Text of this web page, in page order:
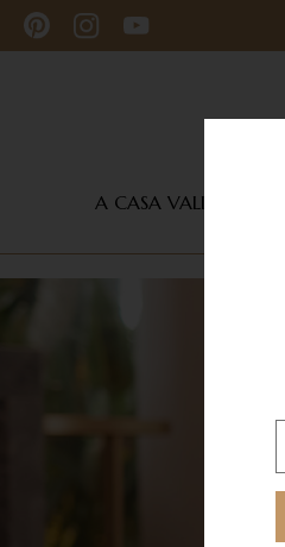
INFLUENCERS
DEPOIMENTOS
A CASA VALLI